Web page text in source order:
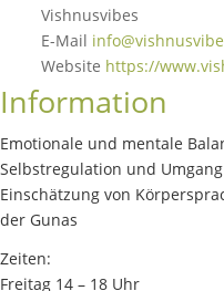
Vishnusvibes
E-Mail
Website https://
Information
Emotionale und mentale
Selbstregulation und
Einschätzung von
der Gunas
Zeiten:
Freitag 14 – 18 Uhr